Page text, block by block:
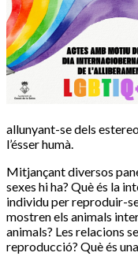
allunyant-se dels
l’ésser humà.
Mitjançant diversos
sexes hi ha? Què és la
individu per reproduir-
mostren els animals
animals? Les relacions
reproducció? Què és